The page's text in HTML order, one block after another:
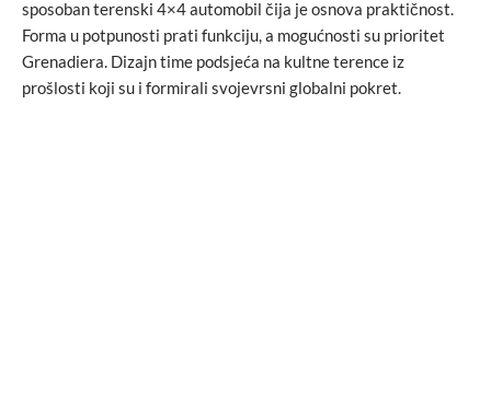
sposoban terenski 4×4 automobil čija je osnova praktičnost.
Forma u potpunosti prati funkciju, a mogućnosti su prioritet
Grenadiera. Dizajn time podsjeća na kultne terence iz
prošlosti koji su i formirali svojevrsni globalni pokret.